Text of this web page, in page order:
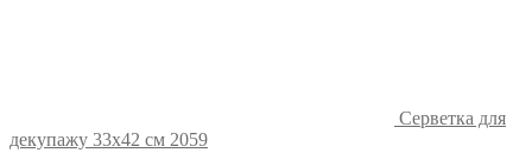
Серветка для
декупажу 33х42 см 2059